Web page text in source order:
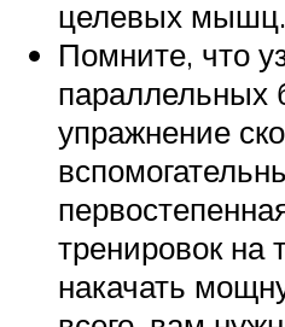
целевых мышц.
Помните, что
параллельных
упражнение
тренировок
накачать